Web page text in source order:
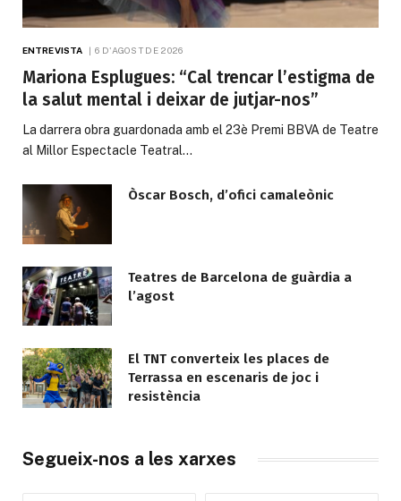
ENTREVISTA 6 D'AGOST DE 2026
Mariona Esplugues: “Cal trencar l’estigma de
la salut mental i deixar de jutjar-nos”
La darrera obra guardonada amb el 23è Premi BBVA de Teatre
al Millor Espectacle Teatral…
Òscar Bosch, d’ofici camaleònic
Teatres de Barcelona de guàrdia a
l’agost
El TNT converteix les places de
Terrassa en escenaris de joc i
resistència
Segueix-nos a les xarxes